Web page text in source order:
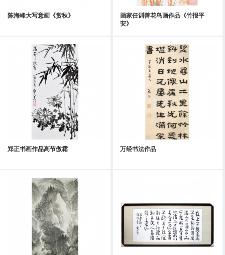
陈海峰大写意画《赏秋》
画家任训善花鸟画作品《竹报平
安》
郑正书画作品高节傲霜 万经书法作品